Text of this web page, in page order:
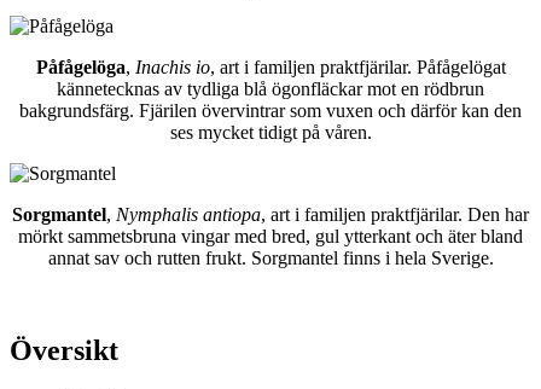
Påfågelöga, Inachis io, art i familjen praktfjärilar. Påfågelögat
kännetecknas av tydliga blå ögonfläckar mot en rödbrun
bakgrundsfärg. Fjärilen övervintrar som vuxen och därför kan den
ses mycket tidigt på våren.
Sorgmantel, Nymphalis antiopa, art i familjen praktfjärilar. Den har
mörkt sammetsbruna vingar med bred, gul ytterkant och äter bland
annat sav och rutten frukt. Sorgmantel finns i hela Sverige.
Översikt